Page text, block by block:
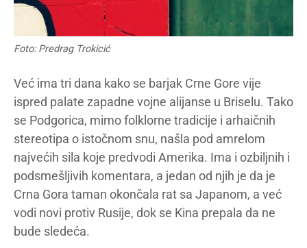
Foto: Predrag Trokicić
Već ima tri dana kako se barjak Crne Gore vije
ispred palate zapadne vojne alijanse u Briselu. Tako
se Podgorica, mimo folklorne tradicije i arhaičnih
stereotipa o istočnom snu, našla pod amrelom
najvećih sila koje predvodi Amerika. Ima i ozbiljnih i
podsmešljivih komentara, a jedan od njih je da je
Crna Gora taman okončala rat sa Japanom, a već
vodi novi protiv Rusije, dok se Kina prepala da ne
bude sledeća.